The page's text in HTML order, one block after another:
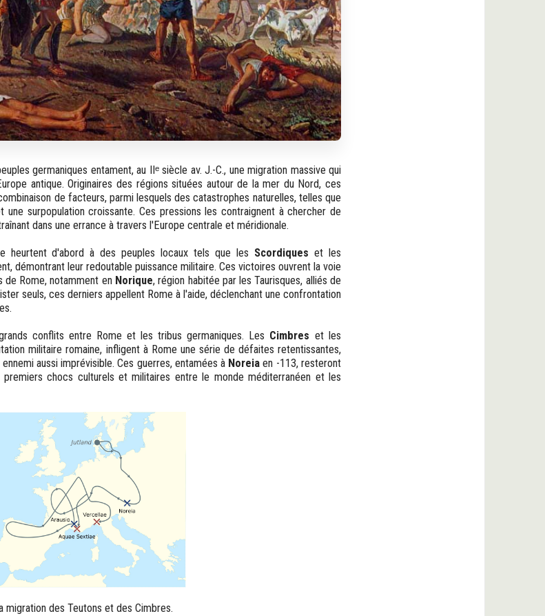
germaniques entament, au IIᵉ siècle av. J.-C., une migration massive qui
antique. Originaires des régions situées autour de la mer du Nord, ces
de facteurs, parmi lesquels des catastrophes naturelles, telles que
une surpopulation croissante. Ces pressions les contraignent à chercher de
dans une errance à travers l'Europe centrale et méridionale.
heurtent d'abord à des peuples locaux tels que les Scordiques et les
démontrant leur redoutable puissance militaire. Ces victoires ouvrent la voie
Rome, notamment en Norique, région habitée par les Taurisques, alliés de
seuls, ces derniers appellent Rome à l'aide, déclenchant une confrontation
conflits entre Rome et les tribus germaniques. Les Cimbres et les
militaire romaine, infligent à Rome une série de défaites retentissantes,
aussi imprévisible. Ces guerres, entamées à Noreia en -113, resteront
premiers chocs culturels et militaires entre le monde méditerranéen et les
migration des Teutons et des Cimbres.